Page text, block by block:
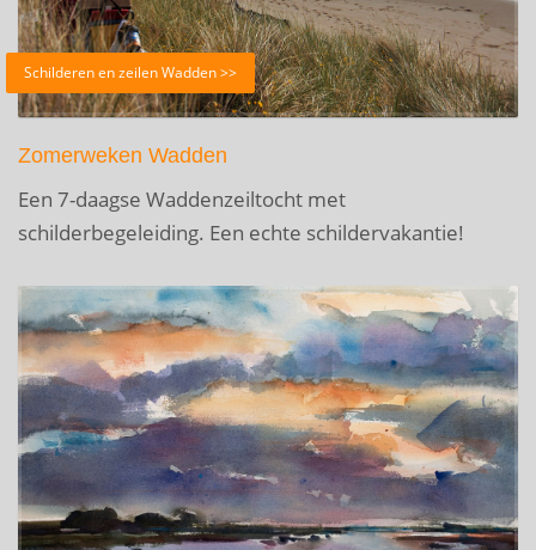
Schilderen en zeilen Wadden >>
Zomerweken Wadden
Een 7-daagse Waddenzeiltocht met
schilderbegeleiding. Een echte schildervakantie!